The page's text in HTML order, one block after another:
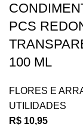
PCS
100 ML
FLORES E
UTILIDADES
R$ 10,95